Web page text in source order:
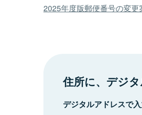
2025年度版郵便番号の変更
住所に、デジタ
デジタルアドレスで